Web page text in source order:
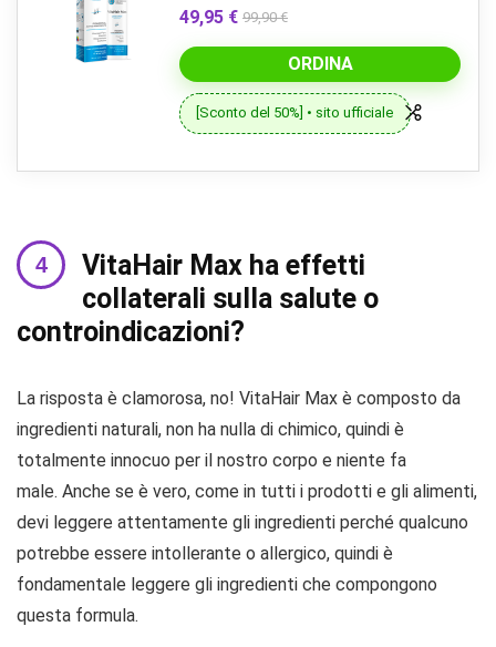
49,95 € 99,90 €
ORDINA
[Sconto del 50%] • sito ufficiale
VitaHair Max ha effetti
collaterali sulla salute o
controindicazioni?
La risposta è clamorosa, no! VitaHair Max è composto da
ingredienti naturali, non ha nulla di chimico, quindi è
totalmente innocuo per il nostro corpo e niente fa
male. Anche se è vero, come in tutti i prodotti e gli alimenti,
devi leggere attentamente gli ingredienti perché qualcuno
potrebbe essere intollerante o allergico, quindi è
fondamentale leggere gli ingredienti che compongono
questa formula.